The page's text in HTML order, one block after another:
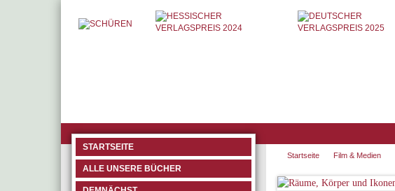
STARTSEITE
ALLE UNSERE BÜCHER
Startseite Film & Medien